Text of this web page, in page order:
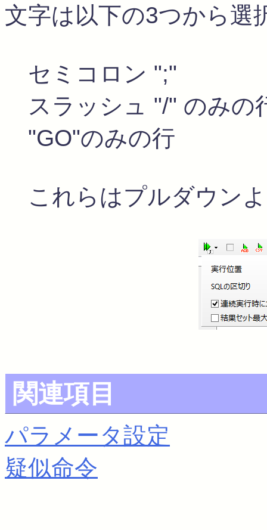
文字は以下の3つから選
セミコロン ";"
スラッシュ "/" のみの
"GO"のみの行
これらはプルダウン
関連項目
パラメータ設定
疑似命令